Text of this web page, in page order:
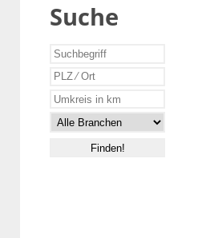
Suche